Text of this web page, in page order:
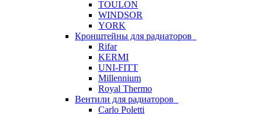
TOULON
WINDSOR
YORK
Кронштейны для радиаторов
Rifar
KERMI
UNI-FITT
Millennium
Royal Thermo
Вентили для радиаторов
Carlo Poletti